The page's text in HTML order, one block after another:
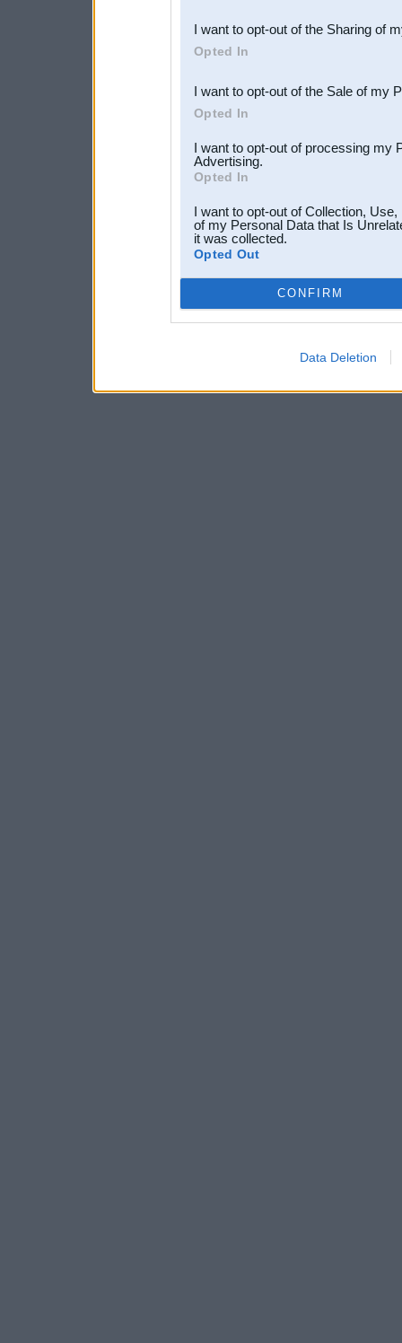
Downstream Participants
third parties.
I want to opt-out of the Sharing of
Opted In
I want to opt-out of the Sale of my
Opted In
I want to opt-out of processing my
Advertising.
Opted In
I want to opt-out of Collection,
of my Personal Data that Is
it was collected.
Opted Out
CONFIRM
Data Deletion